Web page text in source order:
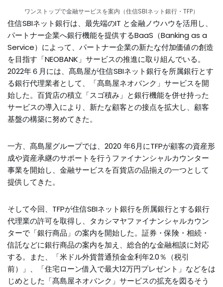
ワンストップで金融サービスを案内（住信SBIネット銀行・TFP）
住信SBIネット銀行は、最先端のIT と金融ノウハウを活用し、
パートナー企業へ銀行機能を提供するBaaS（Banking as a
Service）によって、パートナー企業の新たな付加価値の創造
を目指す「NEOBANK」サービスの推進に取り組んでいる。
2022年６月には、髙島屋が住信SBIネット銀行を所属銀行とす
る銀行代理業者として、「髙島屋ネオバンク」サービスを開
始した。百貨店の積立「スゴ積み」と銀行機能を併せ持った
サービスの導入により、新たな顧客との接点を拡大し、顧客
基盤の構築に努めてきた。
一方、髙島屋グループでは、2020 年6月にTFPが顧客の資産形
成や資産承継のサポートを行うファイナンシャルカウンター
事業を開始し、金融サービスを百貨店の品揃えの一つとして
提供してきた。
そして今回、TFPが住信SBIネット銀行を所属銀行とする銀行
代理業の許可を取得し、タカシマヤファイナンシャルカウン
ターで「銀行商品」の案内を開始した。証券・保険・相続・
信託などに銀行商品の案内を加え、総合的な金融相談に対応
する。また、「米ドル外貨普通預金金利年2.0％（税引
前）」、「住宅ローン借入で最大12万円プレゼント」などをは
じめとした「髙島屋ネオバンク」サービスの拡充を図るそう